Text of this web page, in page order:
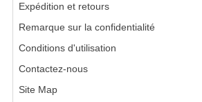
Expédition et retours
Remarque sur la confidentialité
Conditions d'utilisation
Contactez-nous
Site Map